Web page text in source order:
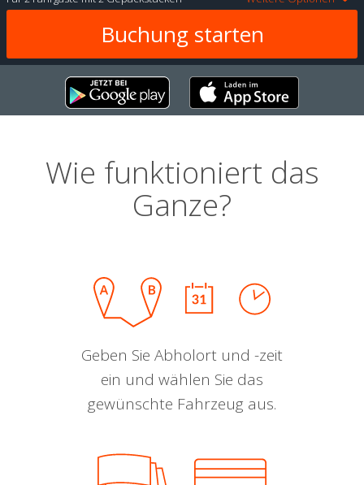
Wie funktioniert das
Ganze?
Geben Sie Abholort und -zeit
ein und wählen Sie das
gewünschte Fahrzeug aus.